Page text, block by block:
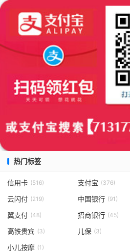
热门标签
信用卡 (516) 支付宝 (376)
云闪付 (219) 中国银行 (91)
翼支付 (48) 招商银行 (45)
高铁贵宾 (3) 儿保 (3)
小儿按摩 (1)